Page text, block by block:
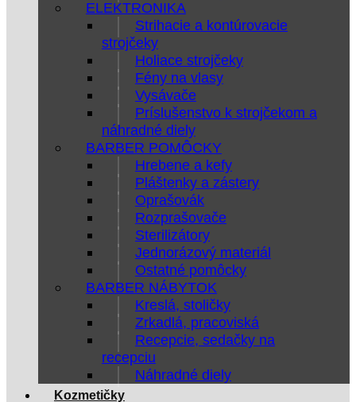
ELEKTRONIKA
Strihacie a kontúrovacie
strojčeky
Holiace strojčeky
Fény na vlasy
Vysávače
Príslušenstvo k strojčekom a
náhradné diely
BARBER POMÔCKY
Hrebene a kefy
Pláštenky a zástery
Oprašovák
Rozprašovače
Sterilizátory
Jednorázový materiál
Ostatné pomôcky
BARBER NÁBYTOK
Kreslá, stoličky
Zrkadlá, pracoviská
Recepcie, sedačky na
recepciu
Náhradné diely
Kozmetičky